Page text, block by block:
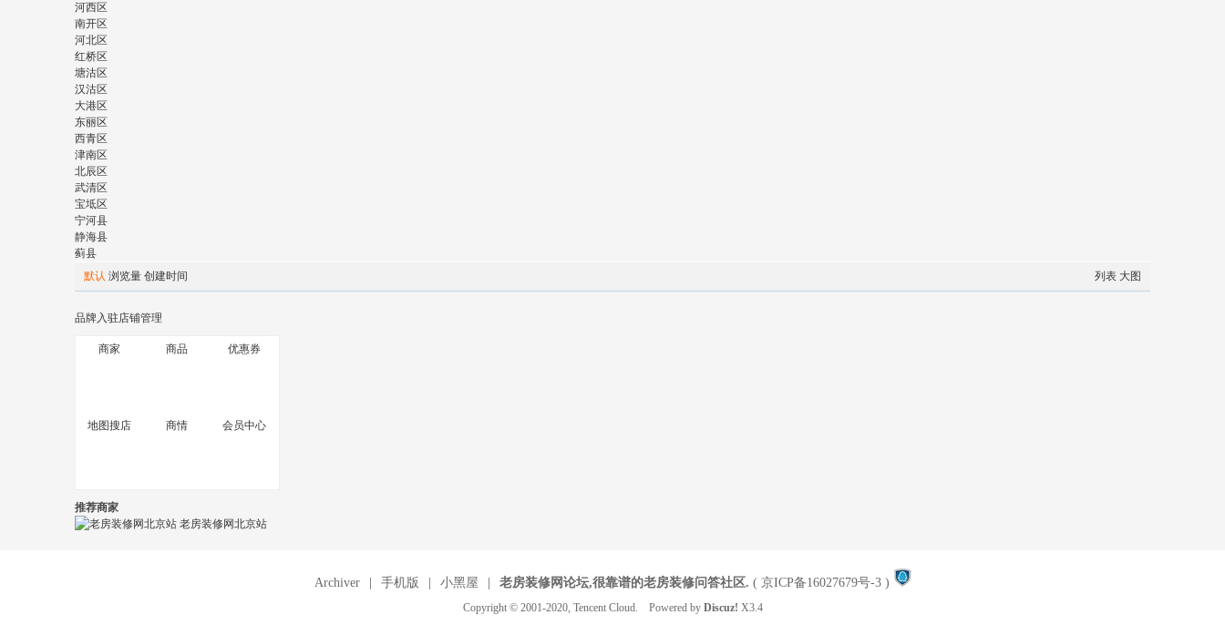
河西区
南开区
河北区
红桥区
塘沽区
汉沽区
大港区
东丽区
西青区
津南区
北辰区
武清区
宝坻区
宁河县
静海县
蓟县
列表 大图
默认 浏览量 创建时间
品牌入驻店铺管理
商家 商品 优惠券
地图搜店 商情 会员中心
推荐商家
老房装修网北京站
Archiver 手机版 小黑屋 老房装修网论坛,很靠谱的老房装修问答社区. ( 京ICP备16027679号-3)
Copyright © 2001-2020, Tencent Cloud. Powered by Discuz! X3.4